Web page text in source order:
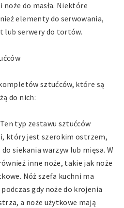
noże do masła. Niektóre
elementy do serwowania,
lub serwery do tortów.
sztućców, które są
do nich:
typ zestawu sztućców
który jest szerokim ostrzem,
siekania warzyw lub mięsa. W
inne noże, takie jak noże
Nóż szefa kuchni ma
gdy noże do krojenia
a noże użytkowe mają